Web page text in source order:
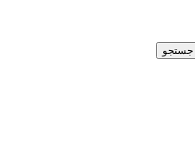
جستجو